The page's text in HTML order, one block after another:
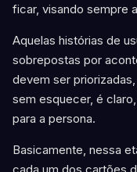
ficar, visando sempre
Aquelas histórias de
sobrepostas por
devem ser
sem esquecer, é
para a persona.
Basicamente, nessa
cada um dos cartões